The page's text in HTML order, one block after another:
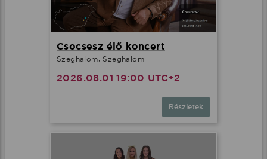
Csocsesz élő koncert
Szeghalom, Szeghalom
2026.08.01 19:00 UTC+2
Részletek